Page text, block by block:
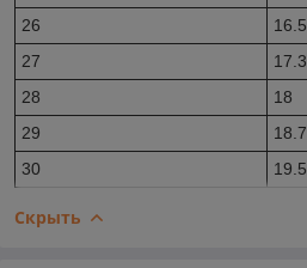
26
16.5
27
17.3
28
18
29
18.7
30
19.5
Скрыть